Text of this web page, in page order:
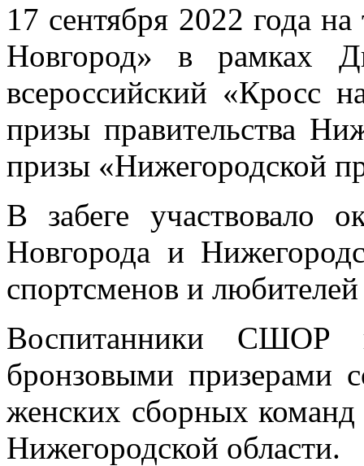
17 сентября 2022 года
Новгород» в рамках
всероссийский «Кросс
призы правительства
призы «Нижегородской
В забеге участвовало
Новгорода и
спортсменов и любителей
Воспитанники СШОР
бронзовыми призерами
женских сборных
Нижегородской области.